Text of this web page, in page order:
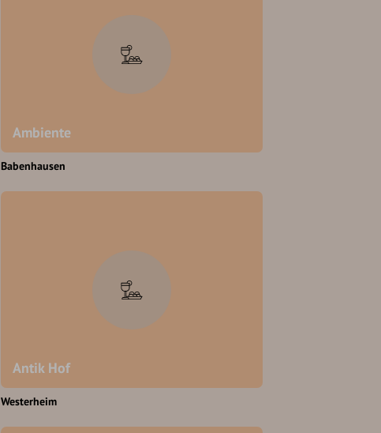
Ambiente
Babenhausen
Antik Hof
Westerheim